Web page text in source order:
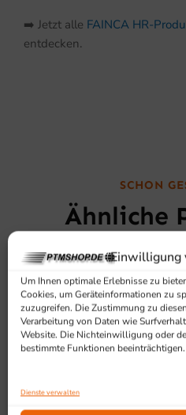
Einwilligung
Um Ihnen optimale Erlebnisse zu
Cookies, um Geräteinformationen zu
zuzugreifen. Die Zustimmung zu
Verarbeitung von Daten wie
Website. Die Nichteinwilligung oder
bestimmte Funktionen beeinträchtigen.
Dienste verwalten
➡️ Jetzt alle FAINCA HR-
entdecken.
SCHON
Ähnliche